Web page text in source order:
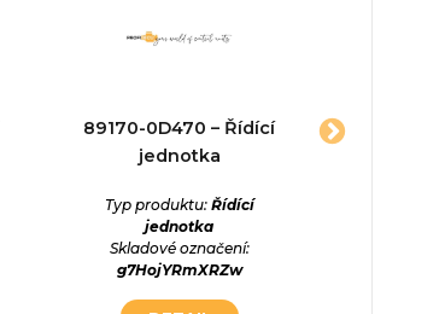
89170-0D470 – Řídící
jednotka
Typ produktu: Řídící
jednotka
Skladové označení:
g7HojYRmXRZw